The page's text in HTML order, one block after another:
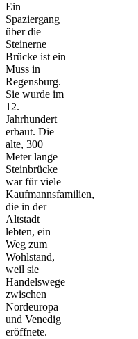
Ein
Spaziergang
über die
Steinerne
Brücke ist ein
Muss in
Regensburg.
Sie wurde im
12.
Jahrhundert
erbaut. Die
alte, 300
Meter lange
Steinbrücke
war für viele
Kaufmannsfamilien,
die in der
Altstadt
lebten, ein
Weg zum
Wohlstand,
weil sie
Handelswege
zwischen
Nordeuropa
und Venedig
eröffnete.